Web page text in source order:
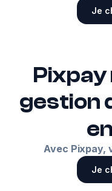
Je
gestion
Avec Pixpay,
Je